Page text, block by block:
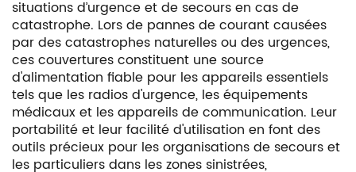
situations d’urgence et de secours en cas de
catastrophe. Lors de pannes de courant causées
par des catastrophes naturelles ou des urgences,
ces couvertures constituent une source
d'alimentation fiable pour les appareils essentiels
tels que les radios d'urgence, les équipements
médicaux et les appareils de communication. Leur
portabilité et leur facilité d'utilisation en font des
outils précieux pour les organisations de secours et
les particuliers dans les zones sinistrées,